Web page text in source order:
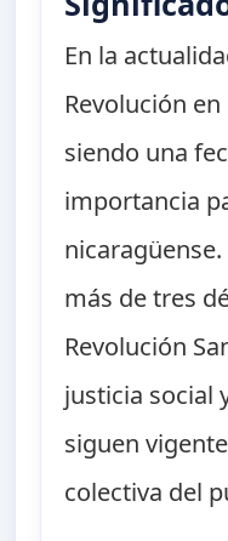
En la
Revolución
siendo una
importancia
más de tres
Revolución
justicia social
siguen
colectiva del